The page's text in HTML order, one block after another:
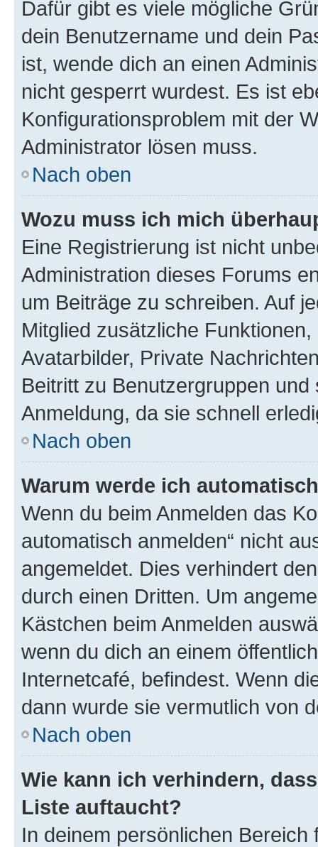
Dafür gibt es viele mögliche
dein Benutzername und dein
ist, wende dich an einen
nicht gesperrt wurdest. Es ist
Konfigurationsproblem mit der
Administrator lösen muss.
Nach oben
Wozu muss ich mich
Eine Registrierung ist nicht
Administration dieses Forums
um Beiträge zu schreiben. Auf
Mitglied zusätzliche
Avatarbilder, Private
Beitritt zu Benutzergruppen
Anmeldung, da sie schnell
Nach oben
Warum werde ich
Wenn du beim Anmelden das
automatisch anmelden“ nicht
angemeldet. Dies verhindert
durch einen Dritten. Um
Kästchen beim Anmelden
wenn du dich an einem
Internetcafé, befindest. Wenn
dann wurde sie vermutlich von
Nach oben
Wie kann ich verhindern,
Liste auftaucht?
In deinem persönlichen